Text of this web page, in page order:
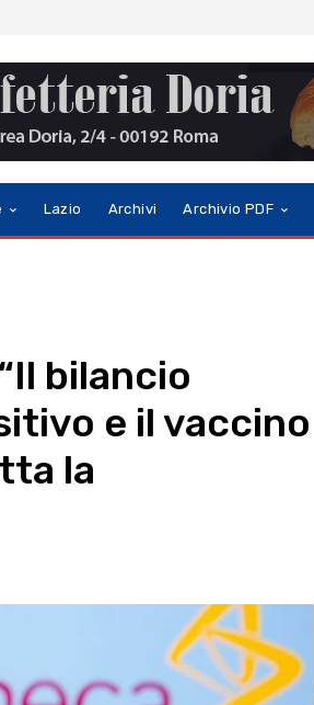
Lazio Archivi Archivio PDF
bilancio
e il vaccino
la